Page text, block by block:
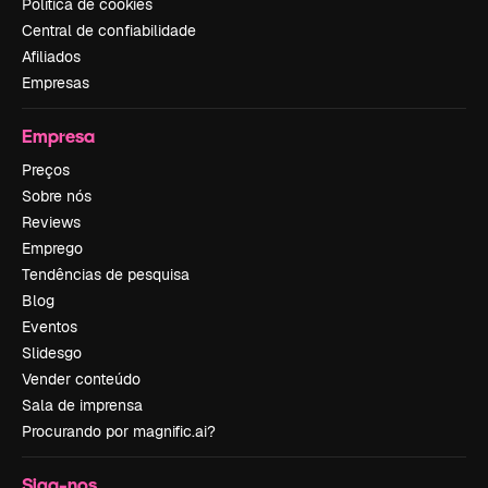
Política de cookies
Central de confiabilidade
Afiliados
Empresas
Empresa
Preços
Sobre nós
Reviews
Emprego
Tendências de pesquisa
Blog
Eventos
Slidesgo
Vender conteúdo
Sala de imprensa
Procurando por magnific.ai?